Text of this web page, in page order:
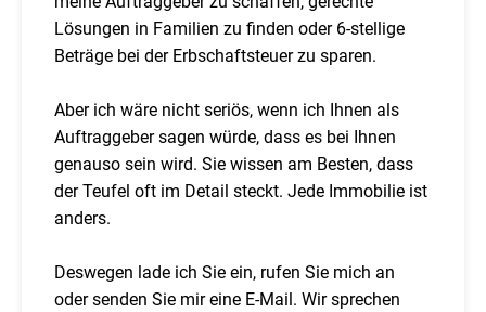
Lösungen in Familien zu finden oder 6-stellige
Beträge bei der Erbschaftsteuer zu sparen.
Aber ich wäre nicht seriös, wenn ich Ihnen als
Auftraggeber sagen würde, dass es bei Ihnen
genauso sein wird. Sie wissen am Besten, dass
der Teufel oft im Detail steckt. Jede Immobilie ist
anders.
Deswegen lade ich Sie ein, rufen Sie mich an
oder senden Sie mir eine E-Mail. Wir sprechen